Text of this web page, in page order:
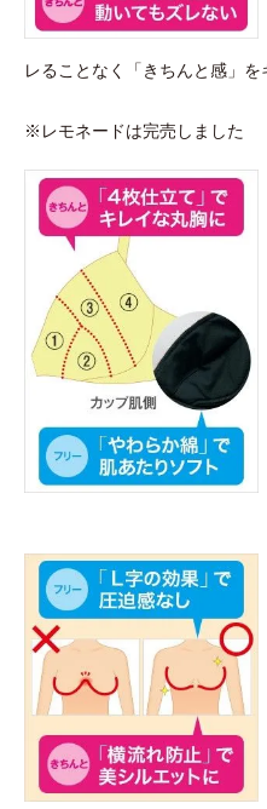
レることなく「きちんと感」を
※レモネードは完売しました